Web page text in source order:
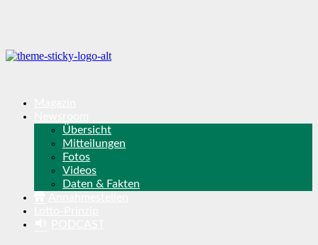
Übersicht
Mitteilungen
Fotos
Videos
Daten & Fakten